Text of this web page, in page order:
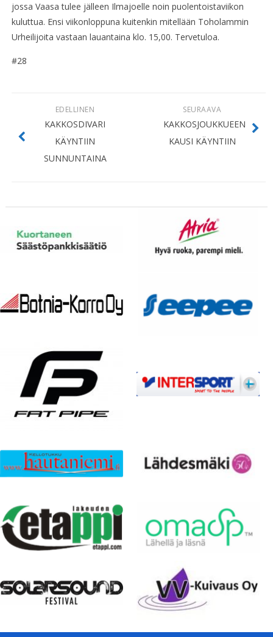
jossa Vaasa tulee jälleen Ilmajoelle noin puolentoistaviikon
kuluttua. Ensi viikonloppuna kuitenkin mitellään Toholammin
Urheilijoita vastaan lauantaina klo. 15,00. Tervetuloa.
#28
SEURAAVA
KAKKOSJOUKKUEEN
KAUSI KÄYNTIIN
EDELLINEN
KAKKOSDIVARI
KÄYNTIIN
SUNNUNTAINA